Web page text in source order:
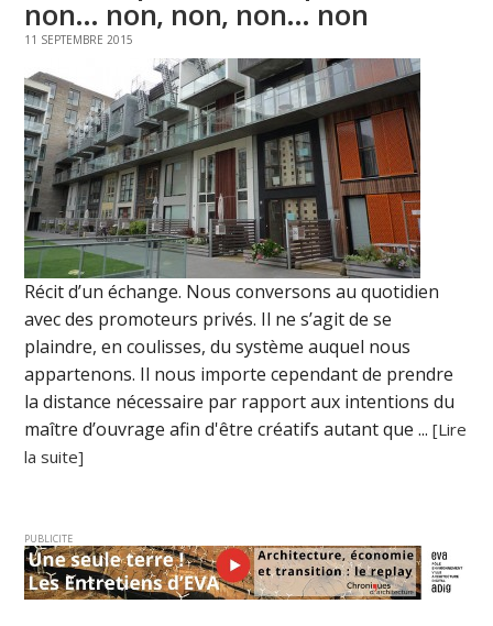
non… non, non, non… non
11 SEPTEMBRE 2015
Récit d’un échange. Nous conversons au quotidien
avec des promoteurs privés. Il ne s’agit de se
plaindre, en coulisses, du système auquel nous
appartenons. Il nous importe cependant de prendre
la distance nécessaire par rapport aux intentions du
maître d’ouvrage afin d'être créatifs autant que ...[Lire
la suite]
PUBLICITE